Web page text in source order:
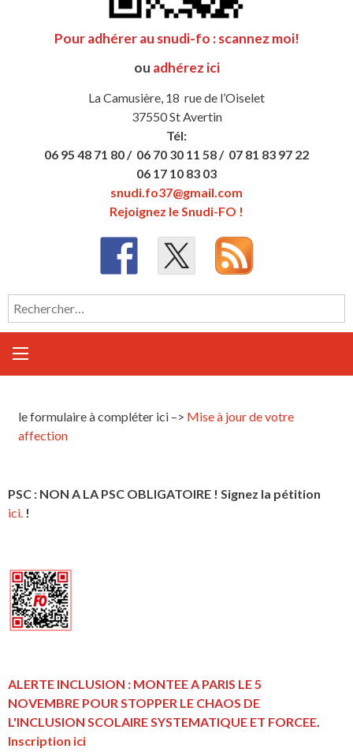
Pour adhérer au snudi-fo : scannez moi!
ou adhérez ici
La Camusière, 18 rue de l’Oiselet
37550 St Avertin
Tél:
06 95 48 71 80 / 06 70 30 11 58 / 07 81 83 97 22
06 17 10 83 03
snudi.fo37@gmail.com
Rejoignez le Snudi-FO !
Rechercher :
le formulaire à compléter ici –> Mise à jour de votre
affection
PSC : NON A LA PSC OBLIGATOIRE ! Signez la pétition
ici. !
ALERTE INCLUSION : MONTEE A PARIS LE 5
NOVEMBRE POUR STOPPER LE CHAOS DE
L'INCLUSION SCOLAIRE SYSTEMATIQUE ET FORCEE
Inscription ici